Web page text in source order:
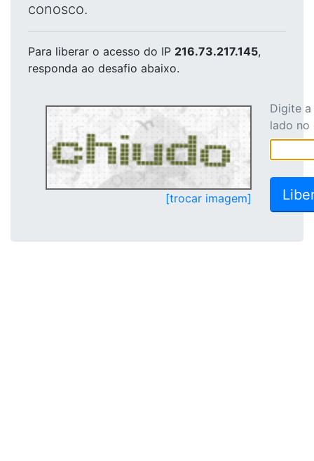
conosco.
Para liberar o acesso do IP 216.73.217.145,
responda ao desafio abaixo.
[trocar imagem]
Digite
lado no